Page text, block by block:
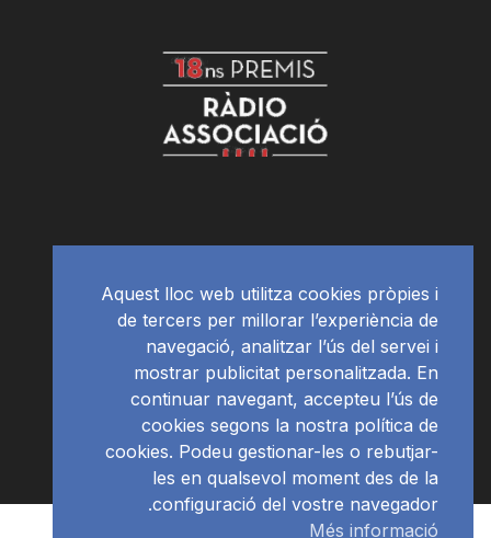
RàdioNews
Aquest lloc web utilitza cookies pròpies i
de tercers per millorar l’experiència de
navegació, analitzar l’ús del servei i
mostrar publicitat personalitzada. En
continuar navegant, accepteu l’ús de
cookies segons la nostra política de
cookies. Podeu gestionar-les o rebutjar-
les en qualsevol moment des de la
configuració del vostre navegador.
Més informació